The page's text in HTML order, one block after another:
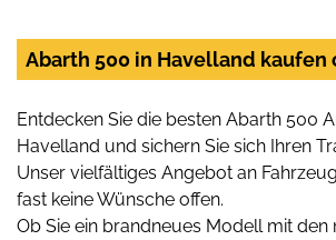
Abarth 500 in Havelland kaufen
Entdecken Sie die besten Abarth 500
Havelland und sichern Sie sich Ihren
Unser vielfältiges Angebot an
fast keine Wünsche offen.
Ob Sie ein brandneues Modell mit den